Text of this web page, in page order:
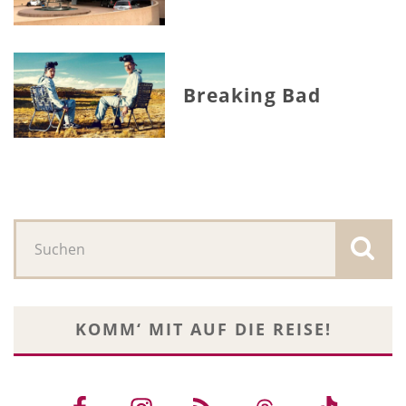
Breaking Bad
KOMM‘ MIT AUF DIE REISE!